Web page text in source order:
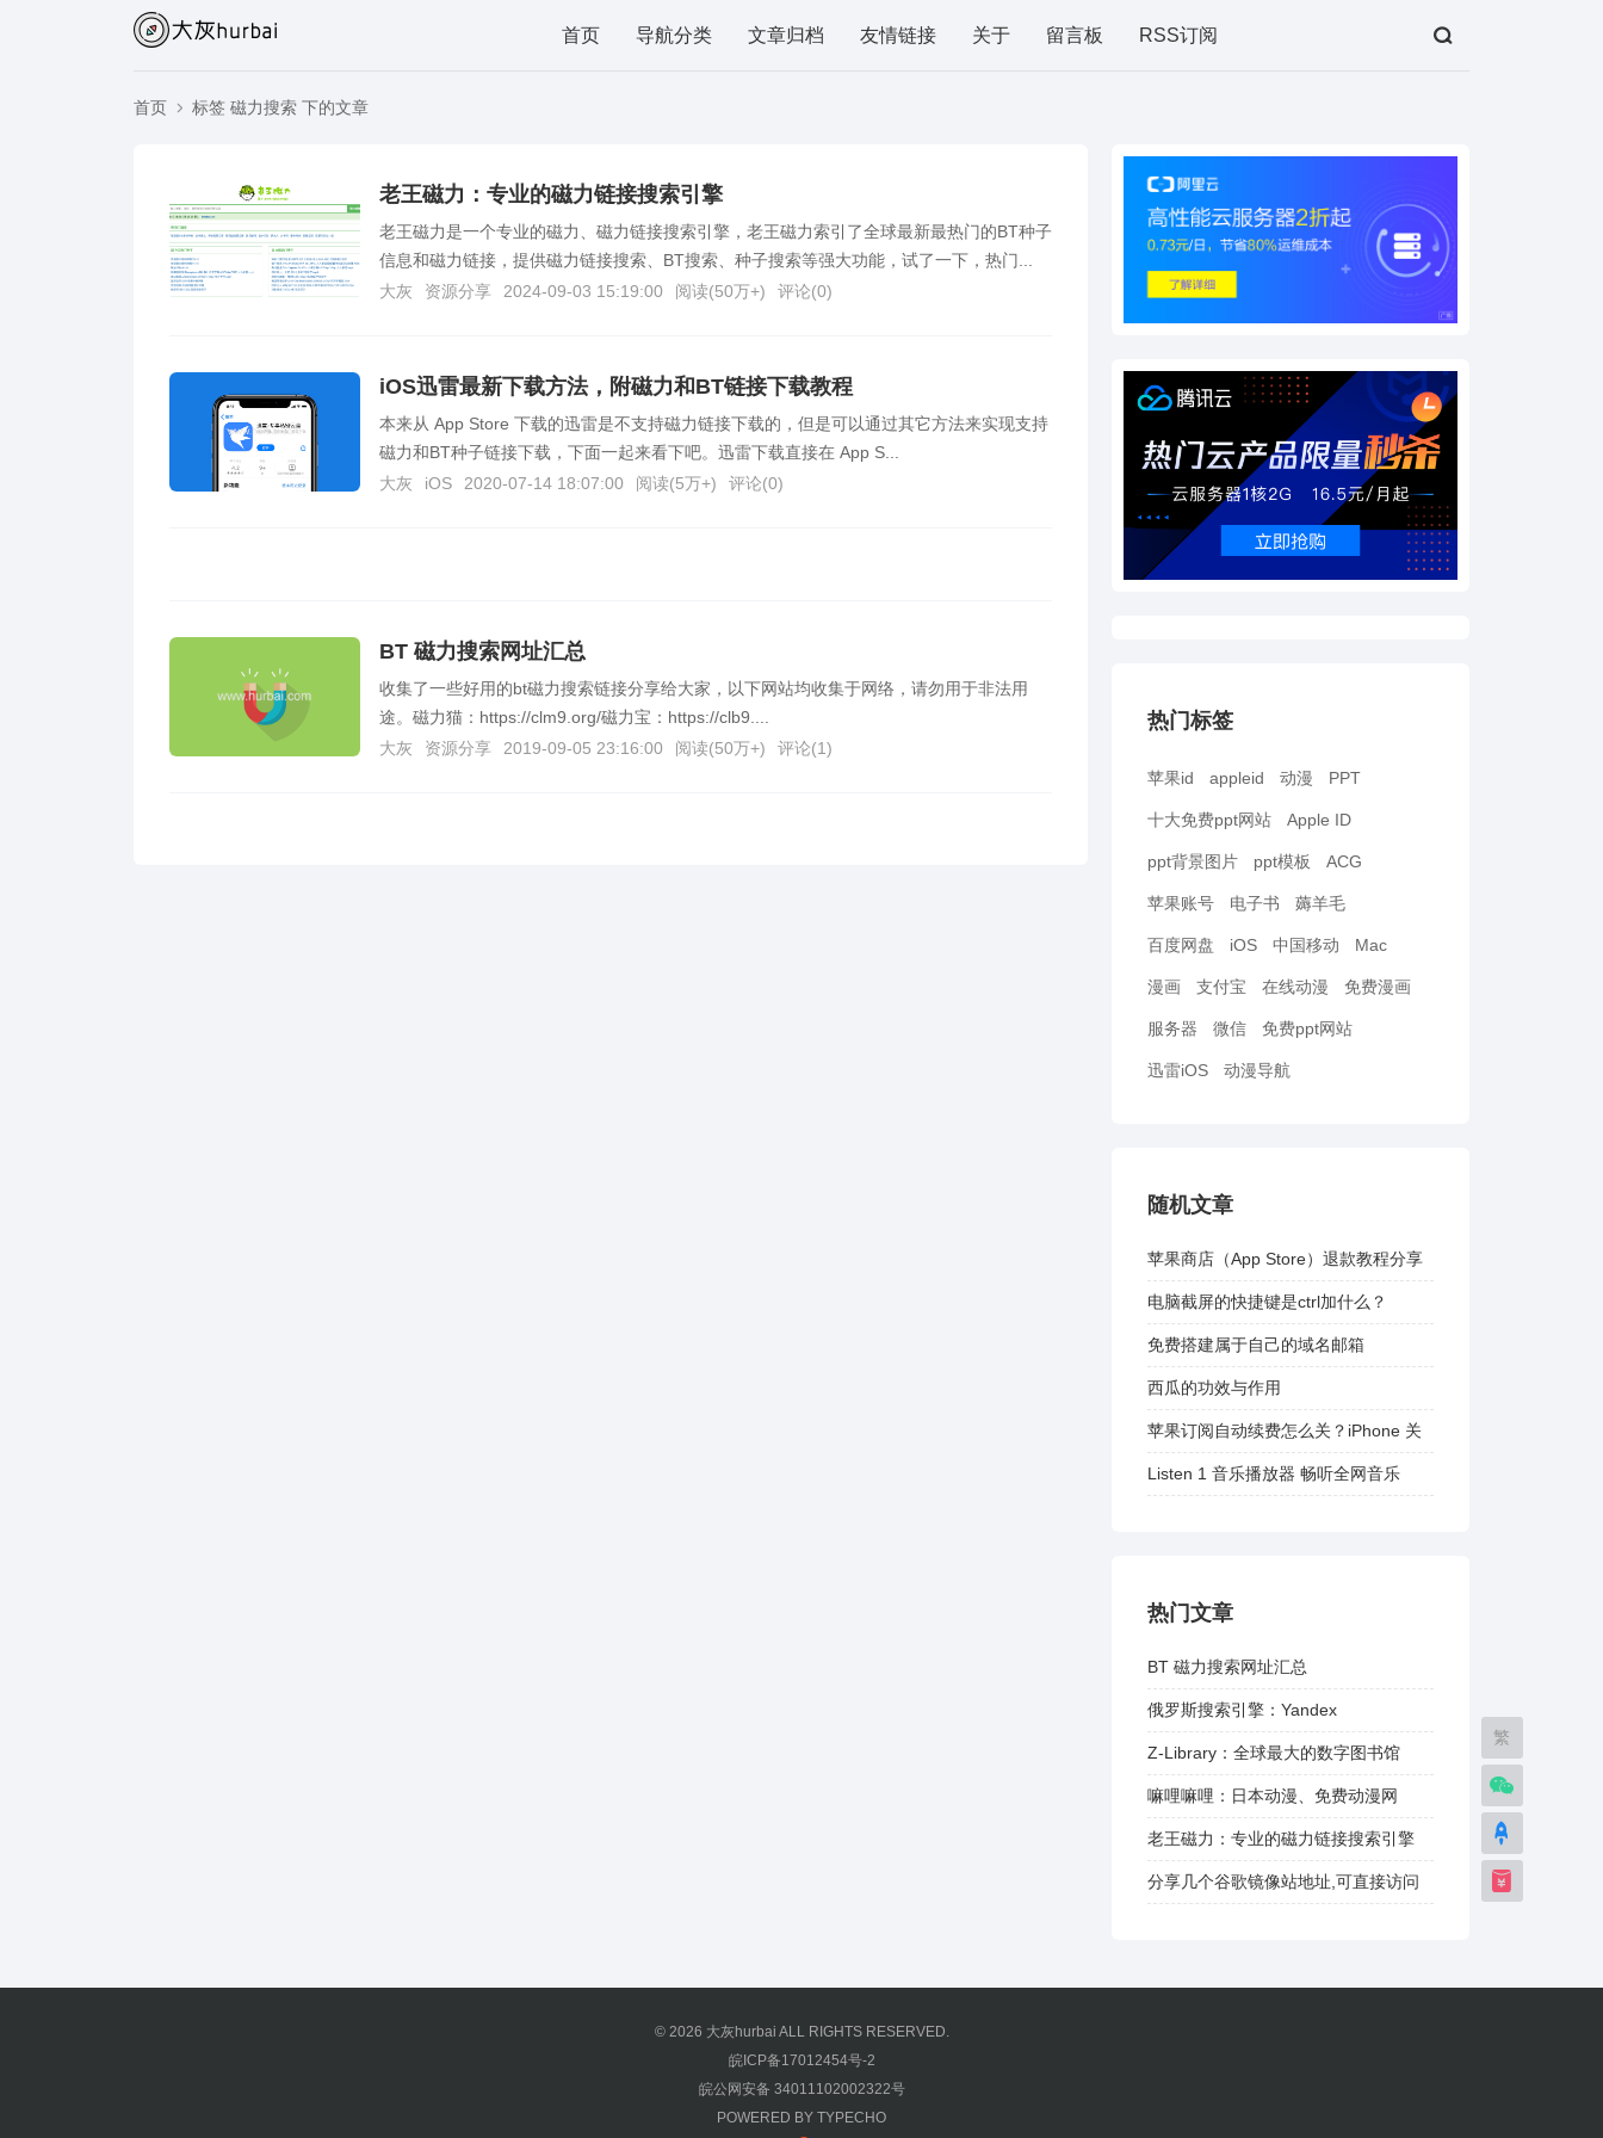
首页 导航分类 文章归档 友情链接 关于 留言板 RSS订阅
首页 标签 磁力搜索 下的文章
老王磁力：专业的磁力链接搜索引擎
老王磁力是一个专业的磁力、磁力链接搜索引擎，老王磁力索引了全球最新最热门的BT种子
信息和磁力链接，提供磁力链接搜索、BT搜索、种子搜索等强大功能，试了一下，热门...
大灰
资源分享 2024-09-03 15:19:00 阅读(50万+) 评论(0)
iOS迅雷最新下载方法，附磁力和BT链接下载教程
本来从 App Store 下载的迅雷是不支持磁力链接下载的，但是可以通过其它方法来实现支持
磁力和BT种子链接下载，下面一起来看下吧。迅雷下载直接在 App S...
大灰
iOS 2020-07-14 18:07:00 阅读(5万+) 评论(0)
BT 磁力搜索网址汇总
收集了一些好用的bt磁力搜索链接分享给大家，以下网站均收集于网络，请勿用于非法用
途。磁力猫：https://clm9.org/磁力宝：https://clb9....
大灰
资源分享 2019-09-05 23:16:00 阅读(50万+) 评论(1)
热门标签
苹果id appleid 动漫 PPT
十大免费ppt网站 Apple ID
ppt背景图片 ppt模板 ACG
苹果账号 电子书 薅羊毛
百度网盘 iOS 中国移动 Mac
漫画 支付宝 在线动漫 免费漫画
服务器 微信 免费ppt网站
迅雷iOS 动漫导航
随机文章
苹果商店（App Store）退款教程分享
电脑截屏的快捷键是ctrl加什么？
免费搭建属于自己的域名邮箱
西瓜的功效与作用
苹果订阅自动续费怎么关？iPhone 关
闭自动续费教程
Listen 1 音乐播放器 畅听全网音乐
热门文章
BT 磁力搜索网址汇总
俄罗斯搜索引擎：Yandex
Z-Library：全球最大的数字图书馆
嘛哩嘛哩：日本动漫、免费动漫网
老王磁力：专业的磁力链接搜索引擎
分享几个谷歌镜像站地址,可直接访问
© 2026 大灰hurbai ALL RIGHTS RESERVED.
皖ICP备17012454号-2
皖公网安备 34011102002322号
POWERED BY TYPECHO
繁